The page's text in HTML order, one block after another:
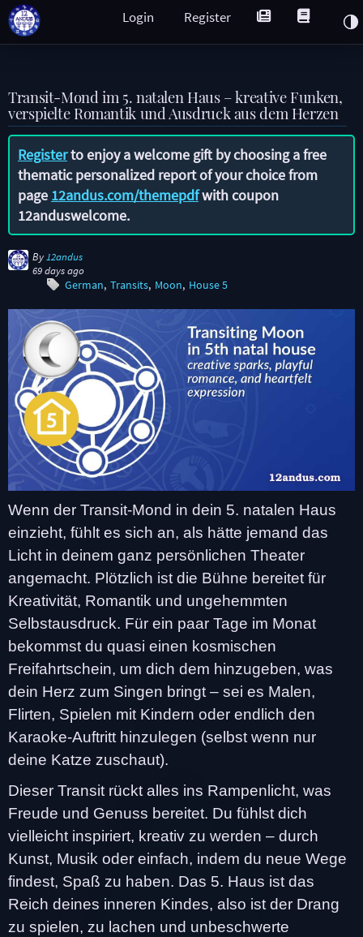
Register
Login
Transit-Mond im 5. natalen Haus – kreative Funken,
verspielte Romantik und Ausdruck aus dem Herzen
Registerto enjoy a welcome gift by choosing a free
thematic personalized report of your choice from
page 12andus.com/themepdfwith coupon
12anduswelcome.
By 12andus
69 days ago
German Transits Moon House 5
Wenn der Transit-Mond in dein 5. natalen Haus
einzieht, fühlt es sich an, als hätte jemand das
Licht in deinem ganz persönlichen Theater
angemacht. Plötzlich ist die Bühne bereitet für
Kreativität, Romantik und ungehemmten
Selbstausdruck. Für ein paar Tage im Monat
bekommst du quasi einen kosmischen
Freifahrtschein, um dich dem hinzugeben, was
dein Herz zum Singen bringt – sei es Malen,
Flirten, Spielen mit Kindern oder endlich den
Karaoke-Auftritt hinzulegen (selbst wenn nur
deine Katze zuschaut).
Dieser Transit rückt alles ins Rampenlicht, was
Freude und Genuss bereitet. Du fühlst dich
vielleicht inspiriert, kreativ zu werden – durch
Kunst, Musik oder einfach, indem du neue Wege
findest, Spaß zu haben. Das 5. Haus ist das
Reich deines inneren Kindes, also ist der Drang
zu spielen, zu lachen und unbeschwerte